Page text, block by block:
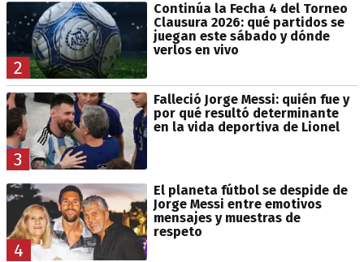
2
Continúa la Fecha 4 del Torneo
Clausura 2026: qué partidos se
juegan este sábado y dónde
verlos en vivo
3
Falleció Jorge Messi: quién fue y
por qué resultó determinante
en la vida deportiva de Lionel
4
El planeta fútbol se despide de
Jorge Messi entre emotivos
mensajes y muestras de
respeto